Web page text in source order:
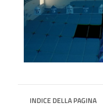
INDICE DELLA PAGINA